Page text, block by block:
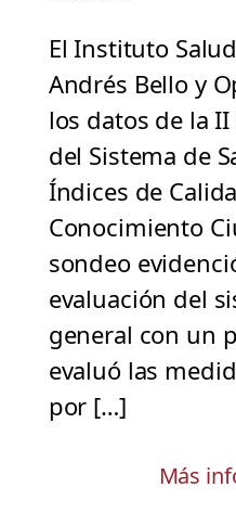
El Instituto
Andrés Bello y
los datos de la II
del Sistema de
Índices de
Conocimiento
sondeo
evaluación del
general con un
evaluó las
por […]
Más